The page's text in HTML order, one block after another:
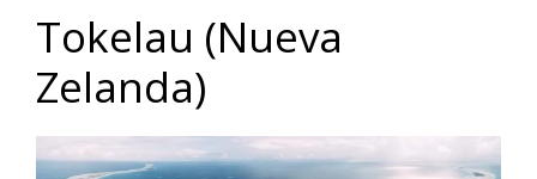
Tokelau (Nueva
Zelanda)